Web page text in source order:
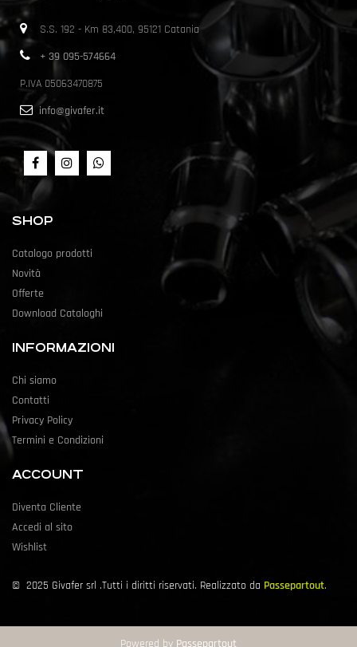
S.S. 192 - Km 83,400, 95121 Catania
+ 39 095-574664
P.IVA 05063470875
info@givafer.it
SHOP
Catalogo prodotti
Novità
Offerte
Download Cataloghi
INFORMAZIONI
Chi siamo
Contatti
Privacy Policy
Termini e Condizioni
ACCOUNT
Diventa Cliente
Accedi al sito
Wishlist
© 2025 Givafer srl .Tutti i diritti riservati. Realizzato da Passepartout.
Powered by Passepartout